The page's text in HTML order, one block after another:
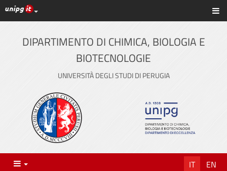
Vai
al
contenuto
principale
Link ai principali servizi web di Ateneo
DIPARTIMENTO DI CHIMICA, BIOLOGIA E
BIOTECNOLOGIE
UNIVERSITÀ DEGLI STUDI DI PERUGIA
Menu IT EN